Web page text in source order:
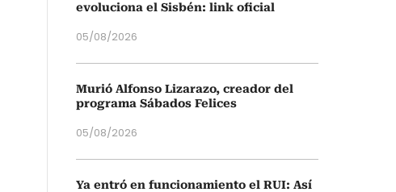
evoluciona el Sisbén: link oficial
05/08/2026
Murió Alfonso Lizarazo, creador del
programa Sábados Felices
05/08/2026
Ya entró en funcionamiento el RUI: Así